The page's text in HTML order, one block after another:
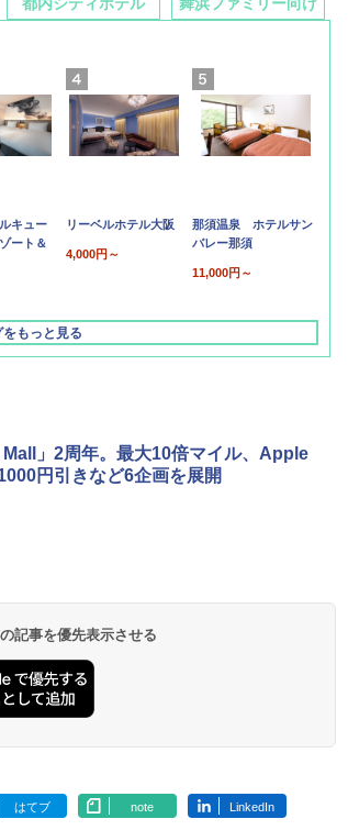
キュー
ート＆
リーベルホテル大阪
4,000円～
那須温泉 ホテルサン
バレー那須
11,000円～
もっと見る
」2周年。最大10倍マイル、Apple
円引きなど6企画を展開
記事を優先表示させる
はてブ note LinkedIn